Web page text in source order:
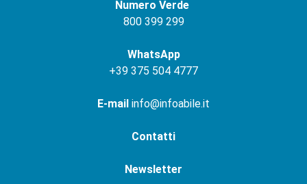
Numero Verde
800 399 299
WhatsApp
+39 375 504 4777
E-mail info@infoabile.it
Contatti
Newsletter